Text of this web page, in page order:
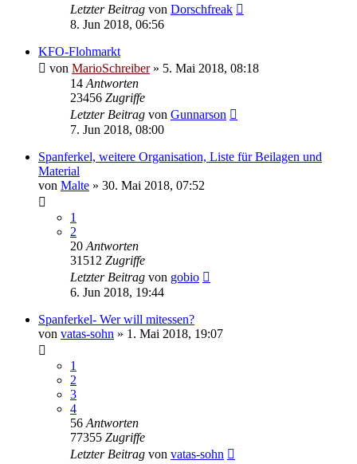
Letzter Beitrag von Dorschfreak
8. Jun 2018, 06:56
KFO-Flohmarkt
von MarioSchreiber» 5. Mai 2018, 08:18
14 Antworten
23456 Zugriffe
Letzter Beitrag von Gunnarson
7. Jun 2018, 08:00
Spanferkel, weitere Organisation, Liste für Beilagen und
Material
von Malte » 30. Mai 2018, 07:52
1
2
20 Antworten
31512 Zugriffe
Letzter Beitrag von gobio
6. Jun 2018, 19:44
Spanferkel- Wer will mitessen?
von vatas-sohn » 1. Mai 2018, 19:07
1
2
3
4
56 Antworten
77355 Zugriffe
Letzter Beitrag von vatas-sohn